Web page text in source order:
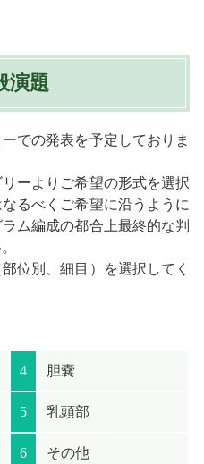
演題
での発表を予定しておりま
ーよりご希望の形式を選択
るべくご希望に沿うように
ム編成の都合上最終的な判
位別、細目）を選択してく
4 胆嚢
5 乳頭部
6 その他